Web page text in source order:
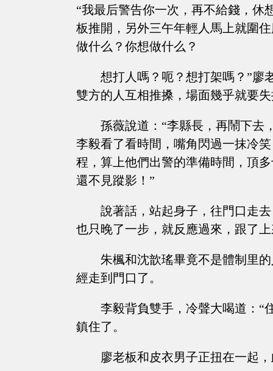
“我最后警告你一次，再不給錢，休
板推開，另外三午年輕人馬上就圍
做什么？你想做什么？
想打人嗎？呃？想打架嗎？”廖
雙方的人互相推搡，場面幾乎就要
孫薇說道：“李縣長，再鬧下去
李毅看了看時間，嘴角閃過一抹冷
程，算上他們出警的準備時間，頂
還不見蹤影！”
說著話，站起身子，往門口走
也只晚了一步，就反應過來，跟了
朱楓和沈歆瑤畢竟不是體制里
經走到門口了。
李毅背負雙手，冷聲大喝道：“
鎮住了。
廖老板和皮衣男子正扭在一起